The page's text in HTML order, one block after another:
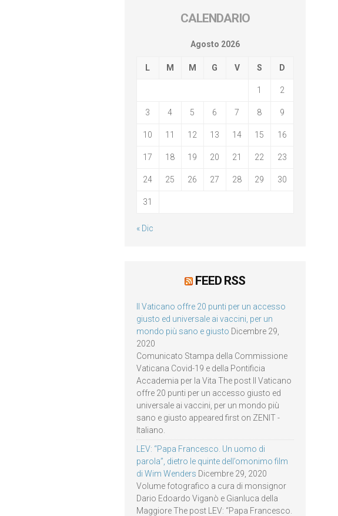
CALENDARIO
Agosto 2026
L M M G V S D
1 2
3 4 5 6 7 8 9
10 11 12 13 14 15 16
17 18 19 20 21 22 23
24 25 26 27 28 29 30
31
« Dic
FEED RSS
Il Vaticano offre 20 punti per un accesso
giusto ed universale ai vaccini, per un
mondo più sano e giusto Dicembre 29,
2020
Comunicato Stampa della Commissione
Vaticana Covid-19 e della Pontificia
Accademia per la Vita The post Il Vaticano
offre 20 punti per un accesso giusto ed
universale ai vaccini, per un mondo più
sano e giusto appeared first on ZENIT -
Italiano.
LEV: “Papa Francesco. Un uomo di
parola”, dietro le quinte dell’omonimo film
di Wim Wenders Dicembre 29, 2020
Volume fotografico a cura di monsignor
Dario Edoardo Viganò e Gianluca della
Maggiore The post LEV: “Papa Francesco.